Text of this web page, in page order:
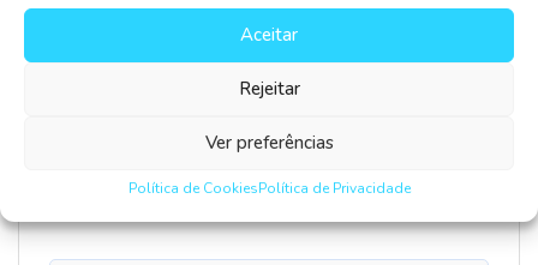
Aceitar
Rejeitar
Ver preferências
Política de CookiesPolítica de Privacidade
vez que eu comentar.